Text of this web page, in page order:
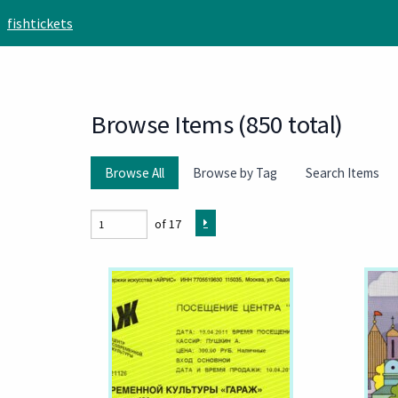
fishtickets
Browse Items (850 total)
Browse All Browse by Tag Search Items
of 17